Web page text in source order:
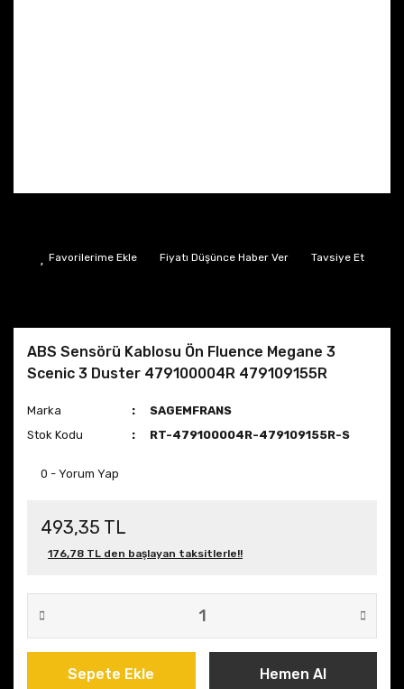
Fiyatı Düşünce Haber Ver Tavsiye Et
ABS Sensörü Kablosu Ön Fluence Megane 3
Scenic 3 Duster 479100004R 479109155R
Marka
SAGEMFRANS
Stok Kodu
RT-479100004R-479109155R-S
0 - Yorum Yap
493,35 TL
176,78 TL den başlayan taksitlerle!!
Sepete Ekle Hemen Al